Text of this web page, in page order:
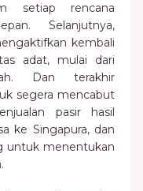
setiap rencana
Selanjutnya,
kembali
adat, mulai dari
Dan terakhir
segera mencabut
pasir hasil
ke Singapura, dan
untuk menentukan